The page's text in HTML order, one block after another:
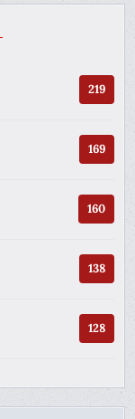
219
169
160
138
128